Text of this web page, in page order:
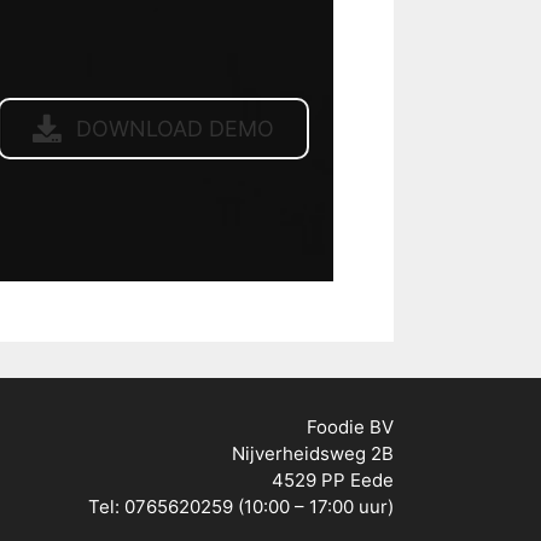
DOWNLOAD DEMO
Foodie BV
Nijverheidsweg 2B
4529 PP Eede
Tel: 0765620259 (10:00 – 17:00 uur)